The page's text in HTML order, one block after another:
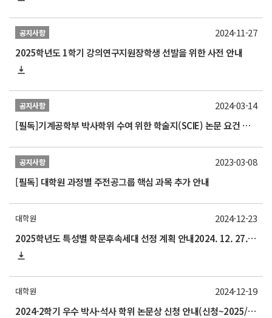
공지사항
2025학년도 1학기 강의연구지원장학생 선발을 위한 사전 안내
2024-11-27
공지사항
[필독]기계공학부 박사학위 수여 위한 학술지(SCIE) 논문 요건 개정 알림
2024-03-14
공지사항
[필독] 대학원 과정별 주전공그룹 핵심 과목 추가 안내
2023-03-08
대학원
2025학년도 특성별 학문후속세대 선정 계획 안내2024. 12. 27.(금) 15:00까지(기한 엄수)
2024-12-23
대학원
2024-2학기 우수 박사·석사 학위 논문상 신청 안내(신청~2025/1/17)
2024-12-19